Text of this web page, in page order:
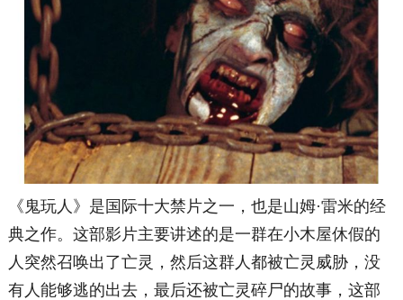
《鬼玩人》是国际十大禁片之一，也是山姆·雷米的经
典之作。 这部影片主要讲述的是一群在小木屋休假的
人突然召唤出了亡灵，然后这群人都被亡灵威胁，没
有人能够逃的出去，最后还被亡灵碎尸的故事，这部